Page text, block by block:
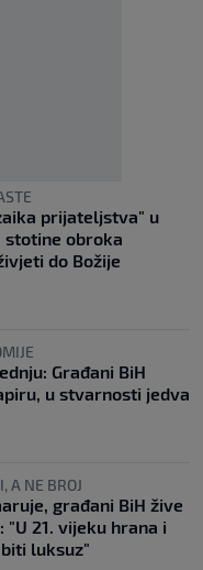
prijateljstva" u
stotine obroka
do Božije
Građani BiH
u stvarnosti jedva
A NE BROJ
građani BiH žive
21. vijeku hrana i
luksuz"